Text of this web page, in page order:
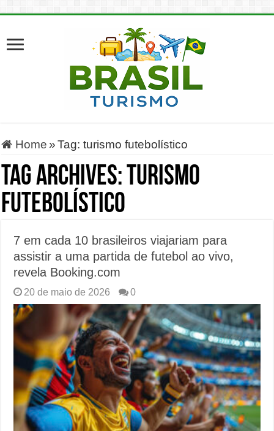
Home » Tag:turismo futebolístico
Tag Archives:turismo
futebolístico
7 em cada 10 brasileiros viajariam para
assistir a uma partida de futebol ao vivo,
revela Booking.com
20 de maio de 2026 0